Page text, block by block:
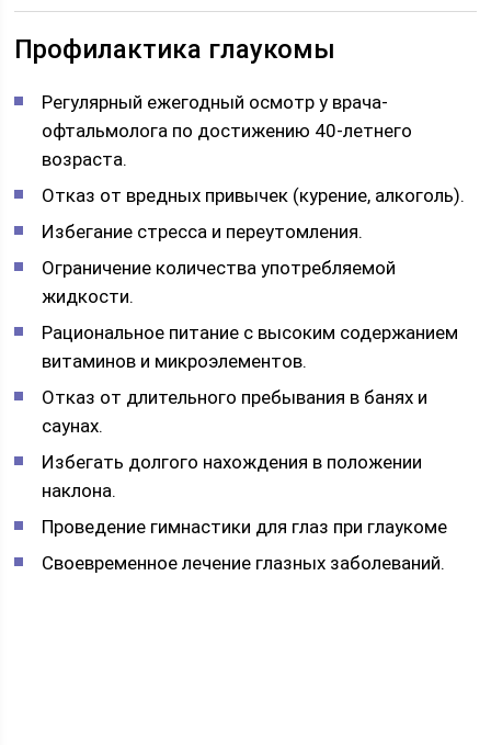
Профилактика глаукомы
Регулярный ежегодный осмотр у врача-
офтальмолога по достижению 40-летнего
возраста.
Отказ от вредных привычек (курение, алкоголь).
Избегание стресса и переутомления.
Ограничение количества употребляемой
жидкости.
Рациональное питание с высоким содержанием
витаминов и микроэлементов.
Отказ от длительного пребывания в банях и
саунах.
Избегать долгого нахождения в положении
наклона.
Проведение гимнастики для глаз при глаукоме
Своевременное лечение глазных заболеваний.